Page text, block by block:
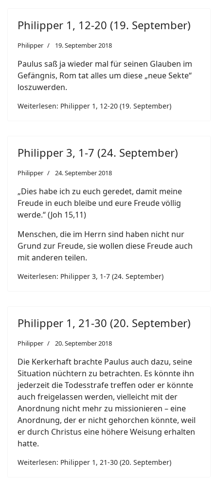
Philipper 1, 12-20 (19. September)
Philipper 19. September 2018
Paulus saß ja wieder mal für seinen Glauben im
Gefängnis, Rom tat alles um diese „neue Sekte“
loszuwerden.
Weiterlesen: Philipper 1, 12-20 (19. September)
Philipper 3, 1-7 (24. September)
Philipper 24. September 2018
„Dies habe ich zu euch geredet, damit meine
Freude in euch bleibe und eure Freude völlig
werde.“ (Joh 15,11)
Menschen, die im Herrn sind haben nicht nur
Grund zur Freude, sie wollen diese Freude auch
mit anderen teilen.
Weiterlesen: Philipper 3, 1-7 (24. September)
Philipper 1, 21-30 (20. September)
Philipper 20. September 2018
Die Kerkerhaft brachte Paulus auch dazu, seine
Situation nüchtern zu betrachten. Es könnte ihn
jederzeit die Todesstrafe treffen oder er könnte
auch freigelassen werden, vielleicht mit der
Anordnung nicht mehr zu missionieren – eine
Anordnung, der er nicht gehorchen könnte, weil
er durch Christus eine höhere Weisung erhalten
hatte.
Weiterlesen: Philipper 1, 21-30 (20. September)